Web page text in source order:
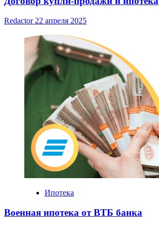
Redactor 22 апреля 2025
Ипотека
Военная ипотека от ВТБ банка